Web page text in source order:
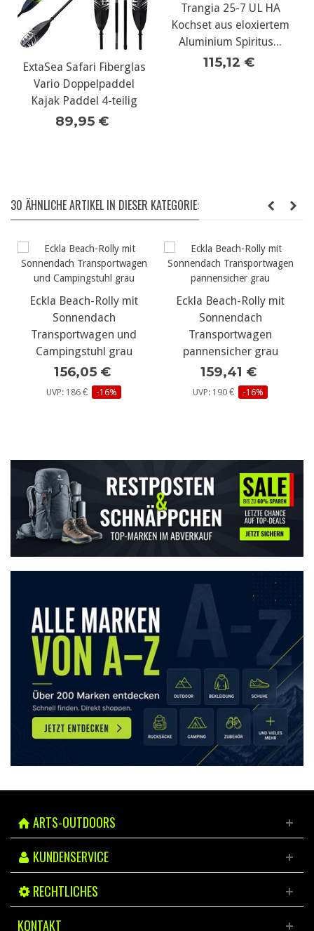
Trangia 25-7 UL HA
Kochset aus eloxiertem
Aluminium Spiritus...
115,12 €
7,10 €
30 ÄHNLICHE ARTIKEL IN DIESER KATEGORIE:
Eckla Beach-Rolly mit
Sonnendach
Transportwagen
pannensicher grau
159,41 €
UVP: 190 €
Prijon Crossover
Kajakwagen
Bootswagen
168,02 €
UVP: 189 €
ARTS-OUTDOORS
KUNDENSERVICE
RECHTLICHES
KONTAKT